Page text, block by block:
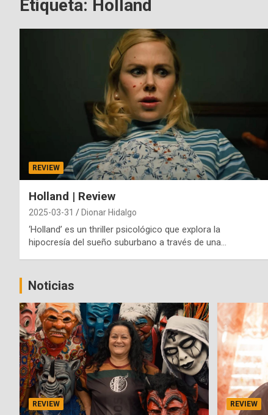
Etiqueta: Holland
REVIEW
Holland | Review
2025-03-31 Dionar Hidalgo
‘Holland’ es un thriller psicológico que explora la
hipocresía del sueño suburbano a través de una…
Noticias
REVIEW REVIEW